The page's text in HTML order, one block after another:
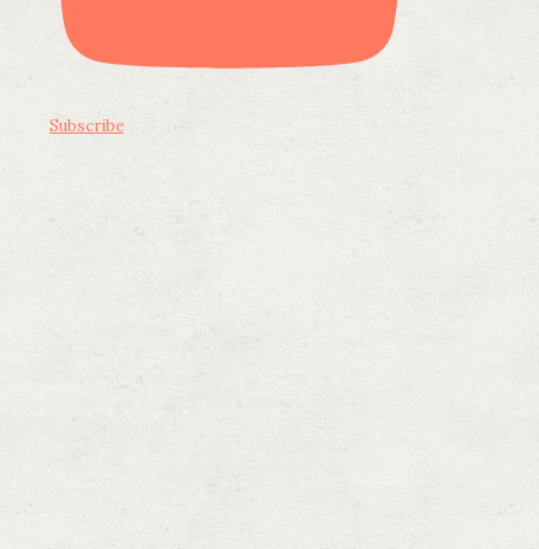
Subscribe